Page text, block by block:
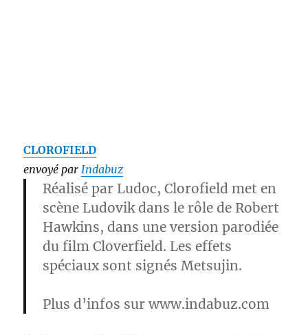
CLOROFIELD
envoyé parIndabuz
Réalisé par Ludoc,Clorofieldmet en
scène Ludovikdans le rôle de Robert
Hawkins, dans une version parodiée
du filmCloverfield. Les effets
spéciaux sont signésMetsujin.
Plus d’infos sur www.indabuz.com